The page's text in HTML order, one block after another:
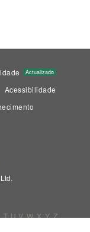
Actualizado
Acessibilidade
T U V W X Y Z